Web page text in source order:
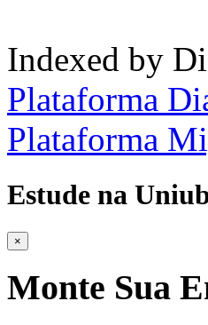
Indexed by
Plataforma
Plataforma
Estude na
×
Monte Sua